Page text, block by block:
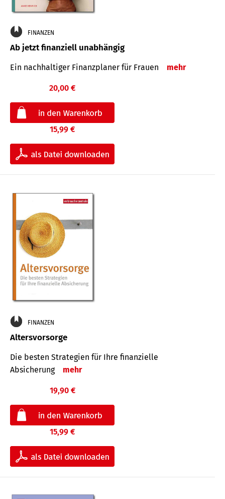
FINANZEN
Ab jetzt finanziell unabhängig
Ein nachhaltiger Finanzplaner für Frauen mehr
20,00 €
15,99 €
FINANZEN
Altersvorsorge
Die besten Strategien für Ihre finanzielle
Absicherung
mehr
19,90 €
15,99 €